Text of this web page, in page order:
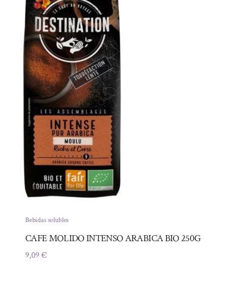
Bebidas solubles
CAFE MOLIDO INTENSO ARABICA BIO 250G
9,09€